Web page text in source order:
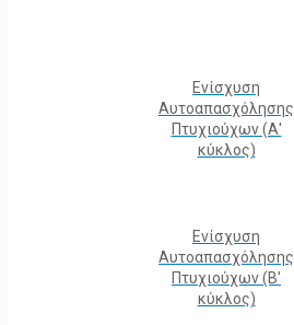
Ενίσχυση
Αυτοαπασχόλησης
Πτυχιούχων (Α'
κύκλος)
Ενίσχυση
Αυτοαπασχόλησης
Πτυχιούχων (Β'
κύκλος)